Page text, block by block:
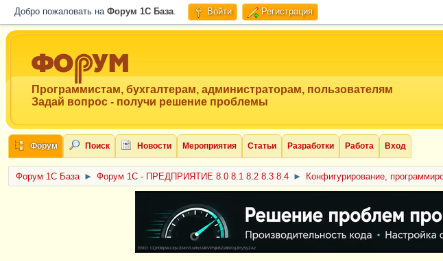
Добро пожаловать на Форум 1C База. Войти Регистрация
Программистам, бухгалтерам, администраторам, пользователям
Задай вопрос - получи решение проблемы
Форум Поиск Новости Мероприятия Статьи Разработки Работа Вход
Форум 1C База ► Форум 1С - ПРЕДПРИЯТИЕ 8.0 8.1 8.2 8.3 8.4 ► Конфигурирование,
ERID: CQH36pWzJqVJD4xVLsnhcU4hVPNjkBZe8KKxjJiYySyZAz